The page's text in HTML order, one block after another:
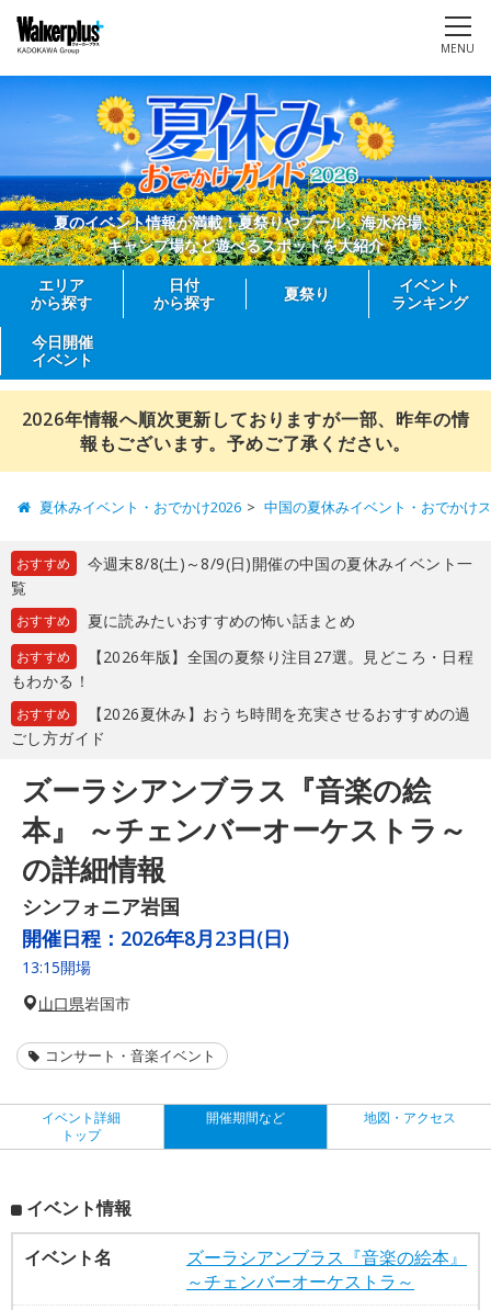
MENU
夏のイベント情報が満載！夏祭りやプール、海水浴場、
キャンプ場など遊べるスポットを大紹介
エリア
から探す
日付
から探す
夏祭り
イベント
ランキング
今日開催
イベント
2026年情報へ順次更新しておりますが一部、昨年の情
報もございます。予めご了承ください。
夏休みイベント・おでかけ2026 中国の夏休みイベント・おでかけ
おすすめ
今週末8/8(土)～8/9(日)開催の中国の夏休みイベント一
覧
おすすめ 夏に読みたいおすすめの怖い話まとめ
おすすめ
【2026年版】全国の夏祭り注目27選。見どころ・日程
もわかる！
おすすめ
【2026夏休み】おうち時間を充実させるおすすめの過
ごし方ガイド
ズーラシアンブラス『音楽の絵
本』 ～チェンバーオーケストラ～
の詳細情報
シンフォニア岩国
開催日程： 2026年8月23日(日)
13:15開場
山口県岩国市
コンサート・音楽イベント
イベント詳細
トップ
開催期間など 地図・アクセス
イベント情報
イベント名
ズーラシアンブラス『音楽の絵本』
～チェンバーオーケストラ～